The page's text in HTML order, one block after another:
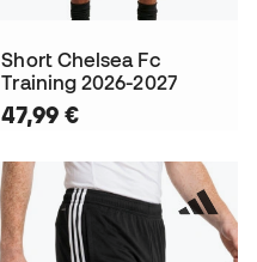
Short Chelsea Fc
Training 2026-2027
47,99 €